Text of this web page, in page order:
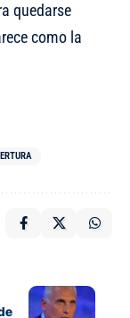
quedarse
como la